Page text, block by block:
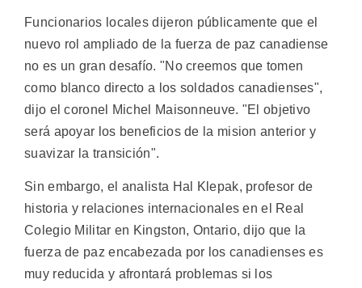
Funcionarios locales dijeron públicamente que el
nuevo rol ampliado de la fuerza de paz canadiense
no es un gran desafío. "No creemos que tomen
como blanco directo a los soldados canadienses",
dijo el coronel Michel Maisonneuve. "El objetivo
será apoyar los beneficios de la mision anterior y
suavizar la transición".
Sin embargo, el analista Hal Klepak, profesor de
historia y relaciones internacionales en el Real
Colegio Militar en Kingston, Ontario, dijo que la
fuerza de paz encabezada por los canadienses es
muy reducida y afrontará problemas si los